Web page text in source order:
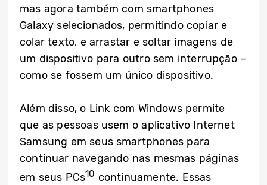
mas agora também com smartphones
Galaxy selecionados, permitindo copiar e
colar texto, e arrastar e soltar imagens de
um dispositivo para outro sem interrupção –
como se fossem um único dispositivo.
Além disso, o Link com Windows permite
que as pessoas usem o aplicativo Internet
Samsung em seus smartphones para
continuar navegando nas mesmas páginas
em seus PCs10 continuamente. Essas